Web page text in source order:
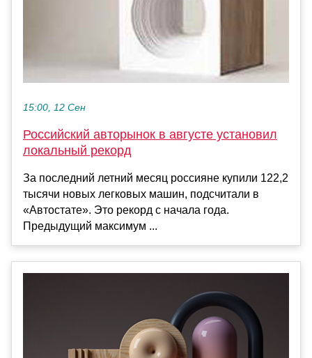
15:00, 12 Сен
Российский авторынок в августе установил
локальный рекорд
За последний летний месяц россияне купили 122,2
тысячи новых легковых машин, подсчитали в
«Автостате». Это рекорд с начала года.
Предыдущий максимум ...